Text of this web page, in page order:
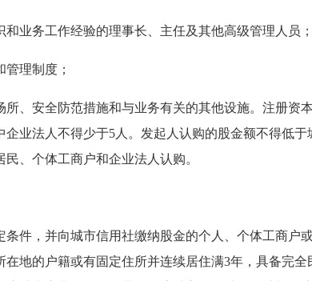
务工作经验的理事长、主任及其他高级管理人员；
理制度；
安全防范措施和与业务有关的其他设施。注册资
企业法人不得少于5人。发起人认购的股金额不得低
、个体工商户和企业法人认购。
，并向城市信用社缴纳股金的个人、个体工商户
地的户籍或有固定住所并连续居住满3年，具备完全